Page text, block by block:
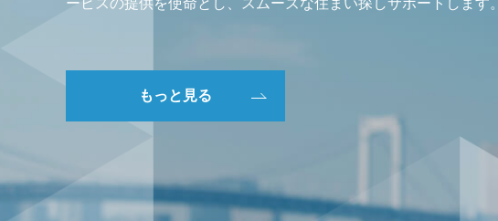
ービスの提供を使命とし、スムーズな住まい探しサポートします。
もっと見る